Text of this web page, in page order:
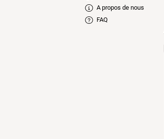
A propos de nous
FAQ